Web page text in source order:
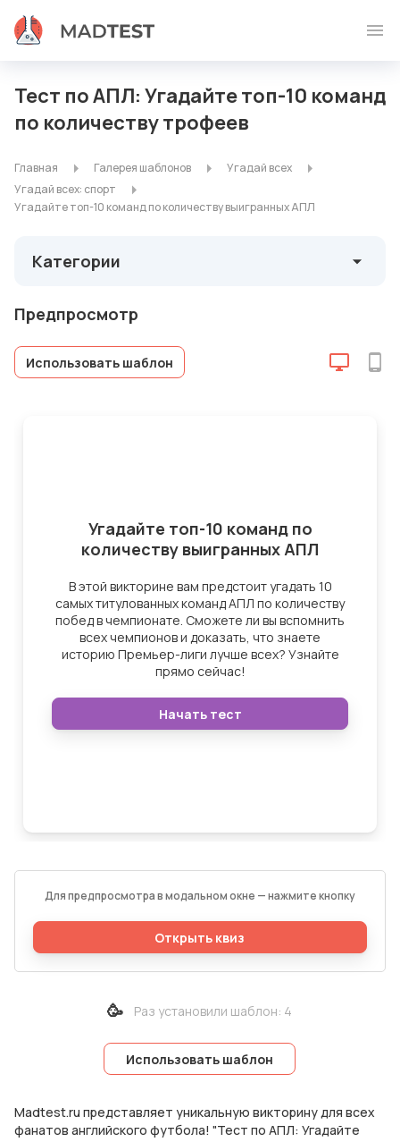
Тест по АПЛ: Угадайте топ-10 команд
по количеству трофеев
Главная Галерея шаблонов
Угадай всех
Угадай всех: спорт
Угадайте топ-10 команд по количеству выигранных АПЛ
Категории
Предпросмотр
Использовать шаблон
Для предпросмотра в модальном окне — нажмите кнопку
Открыть квиз
🥳 Раз установили шаблон: 4
Использовать шаблон
Madtest.ru представляет уникальную викторину для всех
фанатов английского футбола! "Тест по АПЛ: Угадайте